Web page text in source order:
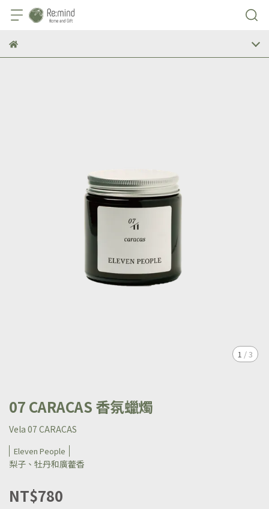
1 /3
07 CARACAS 香氛蠟燭
Vela 07 CARACAS
Eleven People
梨子、牡丹和廣藿香
NT$780